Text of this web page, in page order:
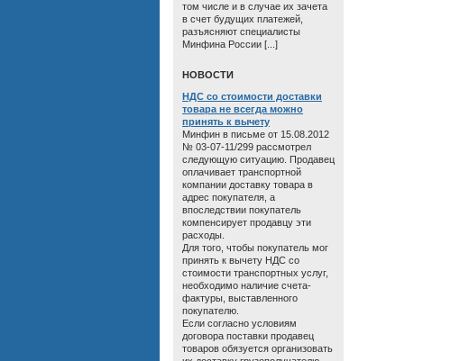
том числе и в случае их зачета
в счет будущих платежей,
разъясняют специалисты
Минфина России [...]
HОВОСТИ
НДС со стоимости доставки
товара не всегда можно
принять к вычету
Минфин в письме от 15.08.2012
№ 03-07-11/299 рассмотрел
следующую ситуацию. Продавец
оплачивает транспортной
компании доставку товара в
адрес покупателя, а
впоследствии покупатель
компенсирует продавцу эти
расходы.
Для того, чтобы покупатель мог
принять к вычету НДС со
стоимости транспортных услуг,
необходимо наличие счета-
фактуры, выставленного
покупателю.
Если согласно условиям
договора поставки продавец
товаров обязуется организовать